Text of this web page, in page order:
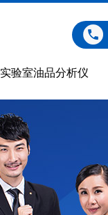
实验室油品分析仪